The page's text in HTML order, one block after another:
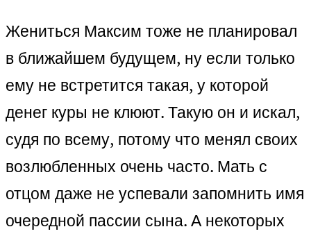
Жениться Максим тоже не планировал
в ближайшем будущем, ну если только
ему не встретится такая, у которой
денег куры не клюют. Такую он и искал,
судя по всему, потому что менял своих
возлюбленных очень часто. Мать с
отцом даже не успевали запомнить имя
очередной пассии сына. А некоторых